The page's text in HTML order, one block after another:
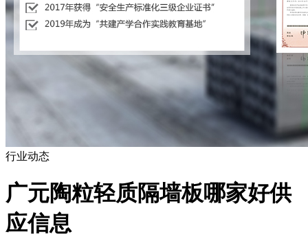
行业动态
广元陶粒轻质隔墙板哪家好供
应信息